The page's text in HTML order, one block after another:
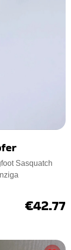
Sasquatch
€42.77